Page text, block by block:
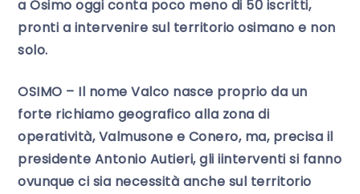
a Osimo oggi conta poco meno di 50 iscritti,
pronti a intervenire sul territorio osimano e non
solo.
OSIMO – Il nome Valco nasce proprio da un
forte richiamo geografico alla zona di
operatività, Valmusone e Conero, ma, precisa il
presidente Antonio Autieri, gli iinterventi si fanno
ovunque ci sia necessità anche sul territorio